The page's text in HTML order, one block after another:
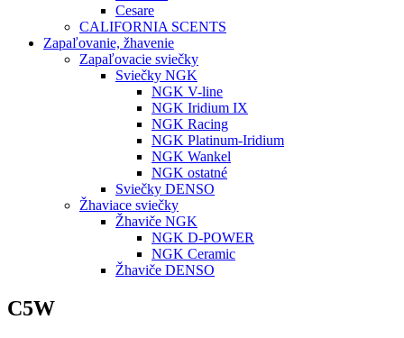
Cesare
CALIFORNIA SCENTS
Zapaľovanie, žhavenie
Zapaľovacie sviečky
Sviečky NGK
NGK V-line
NGK Iridium IX
NGK Racing
NGK Platinum-Iridium
NGK Wankel
NGK ostatné
Sviečky DENSO
Žhaviace sviečky
Žhaviče NGK
NGK D-POWER
NGK Ceramic
Žhaviče DENSO
C5W